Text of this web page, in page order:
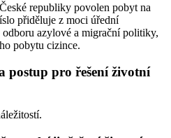
republiky povolen pobyt na
přiděluje z moci úřední
azylové a migrační politiky,
pobytu cizince.
postup pro řešení životní